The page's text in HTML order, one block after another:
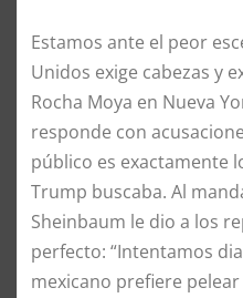
Estamos ante el peor
Unidos exige cabezas y
Rocha Moya en Nueva
responde con
público es exactamente
Trump buscaba. Al
Sheinbaum le dio a los
perfecto: “Intentamos
mexicano prefiere